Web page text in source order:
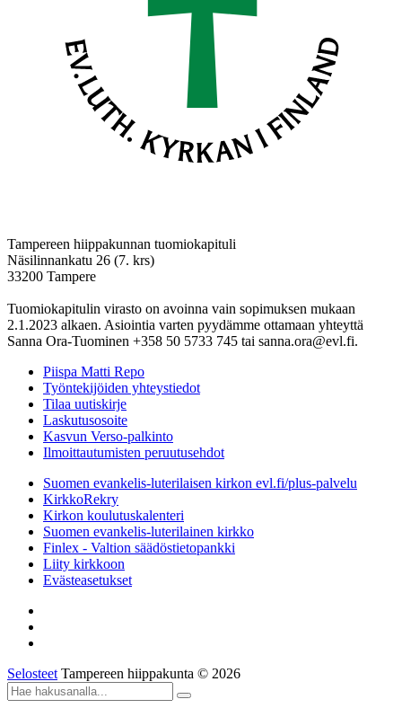
Tampereen hiippakunnan tuomiokapituli
Näsilinnankatu 26 (7. krs)
33200 Tampere
Tuomiokapitulin virasto on avoinna vain sopimuksen mukaan
2.1.2023 alkaen. Asiointia varten pyydämme ottamaan yhteyttä
Sanna Ora-Tuominen +358 50 5733 745 tai sanna.ora@evl.fi.
Piispa Matti Repo
Työntekijöiden yhteystiedot
Tilaa uutiskirje
Laskutusosoite
Kasvun Verso-palkinto
Ilmoittautumisten peruutusehdot
Suomen evankelis-luterilaisen kirkon evl.fi/plus-palvelu
KirkkoRekry
Kirkon koulutuskalenteri
Suomen evankelis-luterilainen kirkko
Finlex - Valtion säädöstietopankki
Liity kirkkoon
Evästeasetukset
Selosteet Tampereen hiippakunta © 2026